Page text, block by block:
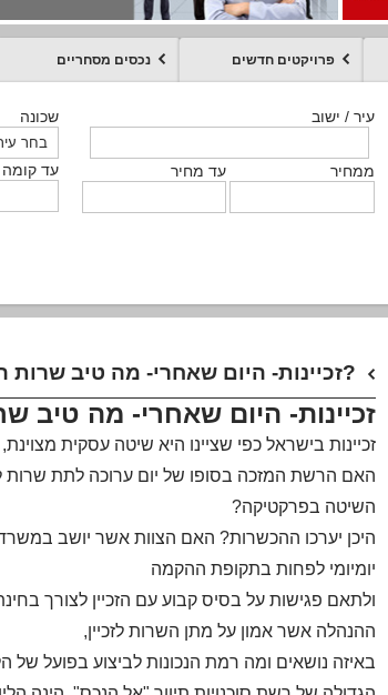
פרויקטים חדשים נכסים מסחריים
עיר / ישוב
ממחיר עד מחיר
שכונה
עד קומה
עיר / ישוב
ממחיר עד מחיר
שכונה
עד קומה
עיר / ישוב
ממחיר עד מחיר
שכונה
עד קומה
עיר / ישוב
ממחיר עד מחיר
שכונה
עד קומה
ממחיר מקומה עיר / ישוב
מקומה עד קומה
שכונה
טקסט
עיר / ישוב
ממחיר עד מחיר
שכונה
מקומה
​זכיינות- היום שאחרי- מה טיב שרות הלקוחות אשר ניתן לזכיינים?
זכיינות- היום שאחרי- מה טיב
זכיינות בישראל כפי שציינו היא שיטה עסקית
האם הרשת המזכה בסופו של יום ערוכה לתת שרות
השיטה בפרקטיקה?
היכן יערכו ההכשרות? האם הצוות אשר יושב
יומיומי לפחות בתקופת ההקמה
ולתאם פגישות על בסיס קבוע עם הזכיין לצורך
ההנהלה אשר אמון על מתן השרות לזכיין,
באיזה נושאים ומה רמת הנכונות לביצוע בפועל של